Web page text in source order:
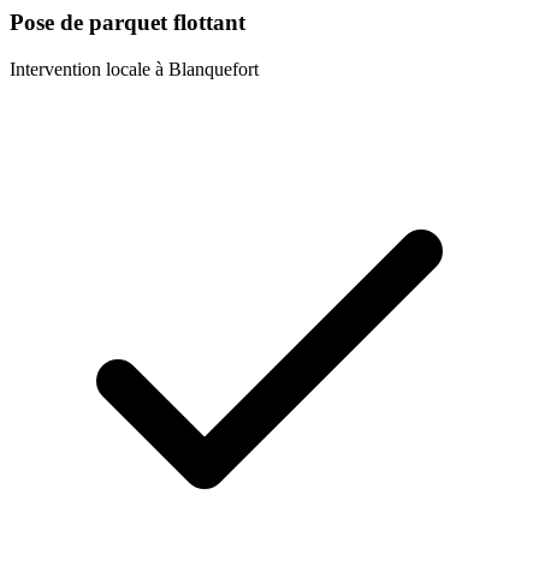
Pose de parquet flottant
Intervention locale à Blanquefort